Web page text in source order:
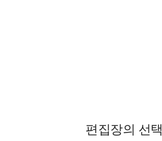
편집장의 선택